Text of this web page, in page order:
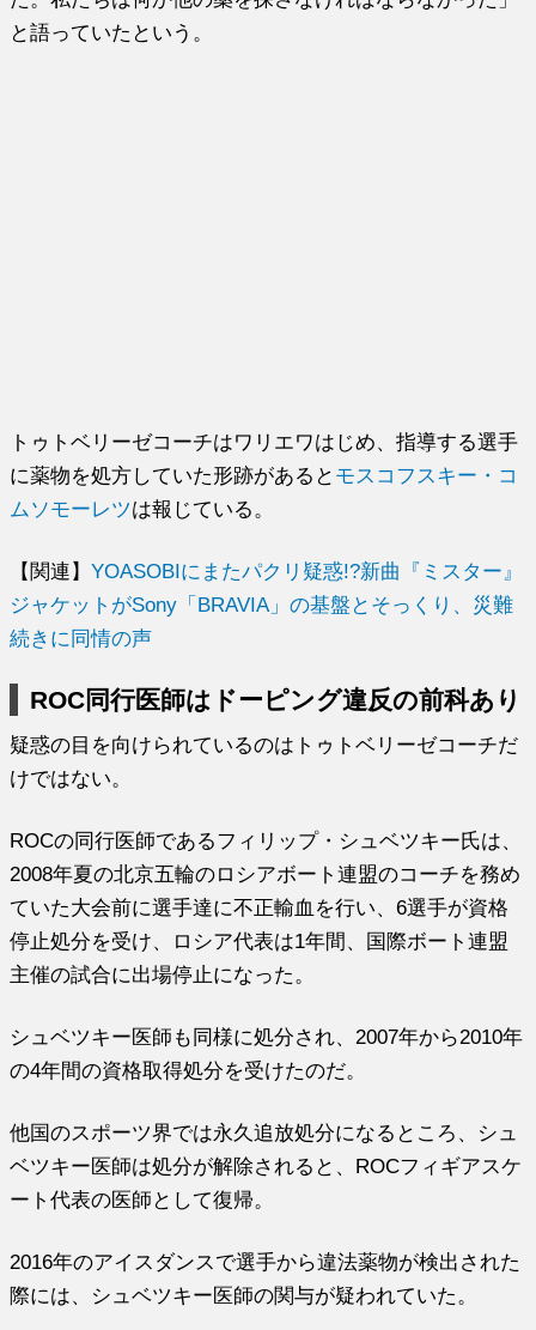
と語っていたという。
トゥトベリーゼコーチはワリエワはじめ、指導する選手
に薬物を処方していた形跡があると モスコフスキー・コ
ムソモーレツは報じている。
【関連】YOASOBIにまたパクリ疑惑!?新曲『ミスター』
ジャケットがSony「BRAVIA」の基盤とそっくり、災難
続きに同情の声
ROC同行医師はドーピング違反の前科あり
疑惑の目を向けられているのはトゥトベリーゼコーチだ
けではない。
ROCの同行医師であるフィリップ・シュベツキー氏は、
2008年夏の北京五輪のロシアボート連盟のコーチを務め
ていた大会前に選手達に不正輸血を行い、6選手が資格
停止処分を受け、ロシア代表は1年間、国際ボート連盟
主催の試合に出場停止になった。
シュベツキー医師も同様に処分され、2007年から2010年
の4年間の資格取得処分を受けたのだ。
他国のスポーツ界では永久追放処分になるところ、シュ
ベツキー医師は処分が解除されると、ROCフィギアスケ
ート代表の医師として復帰。
2016年のアイスダンスで選手から違法薬物が検出された
際には、シュベツキー医師の関与が疑われていた。